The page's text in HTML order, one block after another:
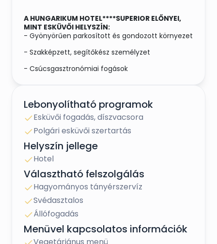
A HUNGARIKUM HOTEL****SUPERIOR ELŐNYEI,
MINT ESKÜVŐI HELYSZÍN:
- Gyönyörűen parkosított és gondozott környezet
- Szakképzett, segítőkész személyzet
- Csúcsgasztronómiai fogások
- Multimédiás rendszer, hangosítás és kivetítő
használata
- Szertartás és lakodalom egy helyen
- Szálláslehetőség több mint 100 fő részére
- Sorompóval zárt parkolási lehetőség
- Személyre szóló menüajánlat a Párok igénye
szerint
- Páratlan adottságok a felejthetetlen pillanatok
megörökítéséhez
Lebonyolítható programok
Esküvői fogadás, díszvacsora
Polgári esküvői szertartás
Helyszín jellege
Hotel
Választható felszolgálás
Hagyományos tányérszervíz
Svédasztalos
Állófogadás
Menüvel kapcsolatos információk